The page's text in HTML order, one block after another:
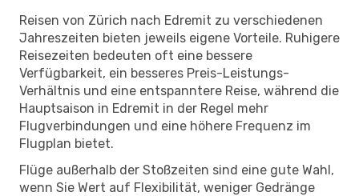
Reisen von Zürich nach Edremit zu verschiedenen
Jahreszeiten bieten jeweils eigene Vorteile. Ruhigere
Reisezeiten bedeuten oft eine bessere
Verfügbarkeit, ein besseres Preis-Leistungs-
Verhältnis und eine entspanntere Reise, während die
Hauptsaison in Edremit in der Regel mehr
Flugverbindungen und eine höhere Frequenz im
Flugplan bietet.
Flüge außerhalb der Stoßzeiten sind eine gute Wahl,
wenn Sie Wert auf Flexibilität, weniger Gedränge